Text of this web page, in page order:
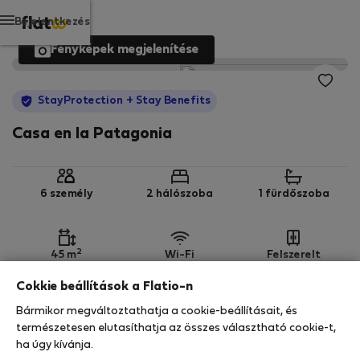
Bejelentkezés
Fényképek megjelenítése
StayProtection + Stay Benefits
Casa en la Patagonia
6 személy 2 hálószoba 1 fürdőszoba
45 m2 Wi-Fi Felszerelt
Az Ön tartózkodását ebben az ingatlanban a
StayProtection
Cokkie beállítások a Flatio-n
Bármikor megváltoztathatja a cookie-beállításait, és
természetesen elutasíthatja az összes választható cookie-t,
ha úgy kívánja.